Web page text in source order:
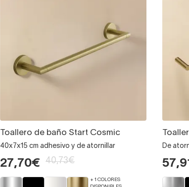
Toallero de baño Start Cosmic
40x7x15 cm adhesivo y de atornillar
27,70€ 40,73€
+ 1 COLORES
De